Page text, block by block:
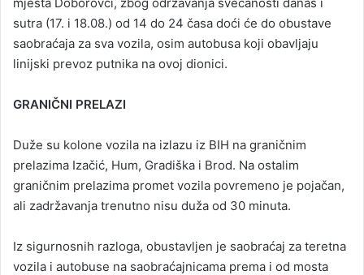
sutra (17. i 18.08.) od 14 do 24 časa doći će do obustave
saobraćaja za sva vozila, osim autobusa koji obavljaju
linijski prevoz putnika na ovoj dionici.
GRANIČNI PRELAZI
Duže su kolone vozila na izlazu iz BIH na graničnim
prelazima Izačić, Hum, Gradiška i Brod. Na ostalim
graničnim prelazima promet vozila povremeno je pojačan,
ali zadržavanja trenutno nisu duža od 30 minuta.
Iz sigurnosnih razloga, obustavljen je saobraćaj za teretna
vozila i autobuse na saobraćajnicama prema i od mosta